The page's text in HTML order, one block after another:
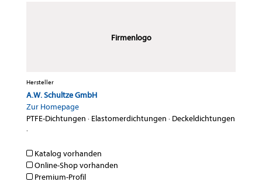
Firmenlogo
Hersteller
A.W. Schultze GmbH
Zur Homepage
PTFE-Dichtungen · Elastomerdichtungen · Deckeldichtungen
·
Katalog vorhanden
Online-Shop vorhanden
Premium-Profil